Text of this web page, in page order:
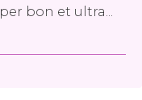
bon et ultra...